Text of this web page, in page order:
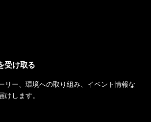
受け取る
リー、環境への取り組み、イベント情報な
けします。